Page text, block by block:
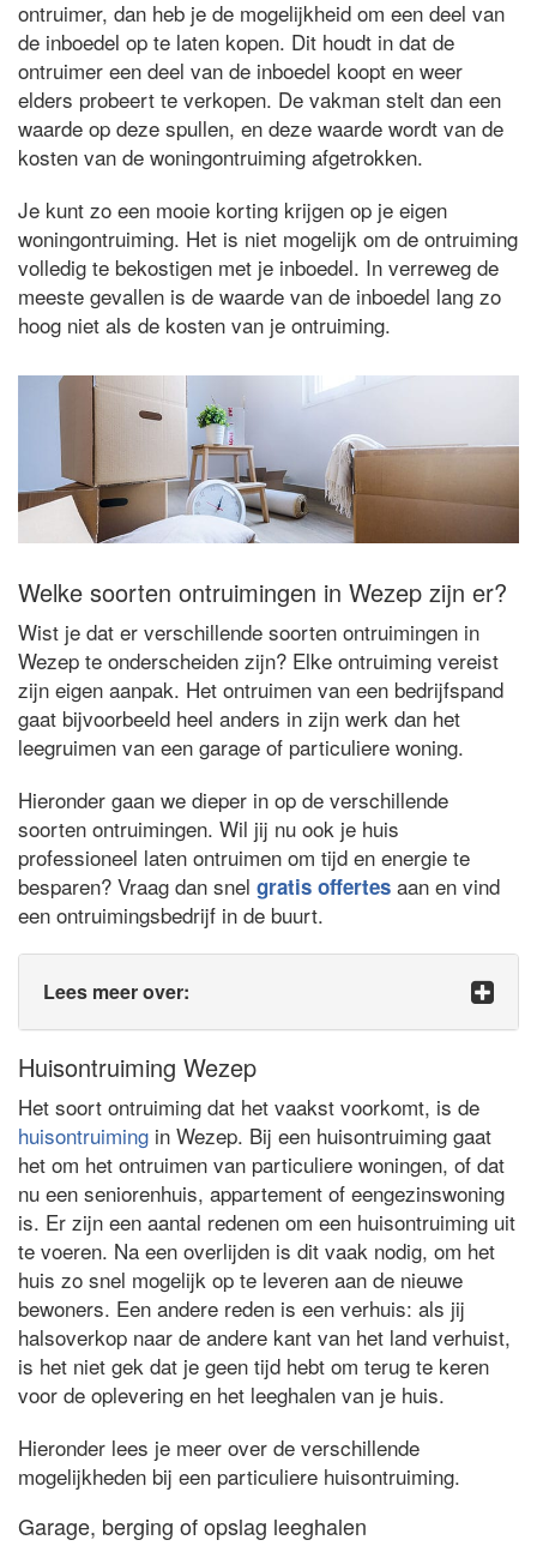
ontruimer, dan heb je de mogelijkheid om een deel van
de inboedel op te laten kopen. Dit houdt in dat de
ontruimer een deel van de inboedel koopt en weer
elders probeert te verkopen. De vakman stelt dan een
waarde op deze spullen, en deze waarde wordt van de
kosten van de woningontruiming afgetrokken.
Je kunt zo een mooie korting krijgen op je eigen
woningontruiming. Het is niet mogelijk om de ontruiming
volledig te bekostigen met je inboedel. In verreweg de
meeste gevallen is de waarde van de inboedel lang zo
hoog niet als de kosten van je ontruiming.
Welke soorten ontruimingen in Wezep zijn er?
Wist je dat er verschillende soorten ontruimingen in
Wezep te onderscheiden zijn? Elke ontruiming vereist
zijn eigen aanpak. Het ontruimen van een bedrijfspand
gaat bijvoorbeeld heel anders in zijn werk dan het
leegruimen van een garage of particuliere woning.
Hieronder gaan we dieper in op de verschillende
soorten ontruimingen. Wil jij nu ook je huis
professioneel laten ontruimen om tijd en energie te
besparen? Vraag dan snel gratis offertes aan en vind
een ontruimingsbedrijf in de buurt.
Lees meer over:
Huisontruiming Wezep
Het soort ontruiming dat het vaakst voorkomt, is de
huisontruiming in Wezep. Bij een huisontruiming gaat
het om het ontruimen van particuliere woningen, of dat
nu een seniorenhuis, appartement of eengezinswoning
is. Er zijn een aantal redenen om een huisontruiming uit
te voeren. Na een overlijden is dit vaak nodig, om het
huis zo snel mogelijk op te leveren aan de nieuwe
bewoners. Een andere reden is een verhuis: als jij
halsoverkop naar de andere kant van het land verhuist,
is het niet gek dat je geen tijd hebt om terug te keren
voor de oplevering en het leeghalen van je huis.
Hieronder lees je meer over de verschillende
mogelijkheden bij een particuliere huisontruiming.
Garage, berging of opslag leeghalen